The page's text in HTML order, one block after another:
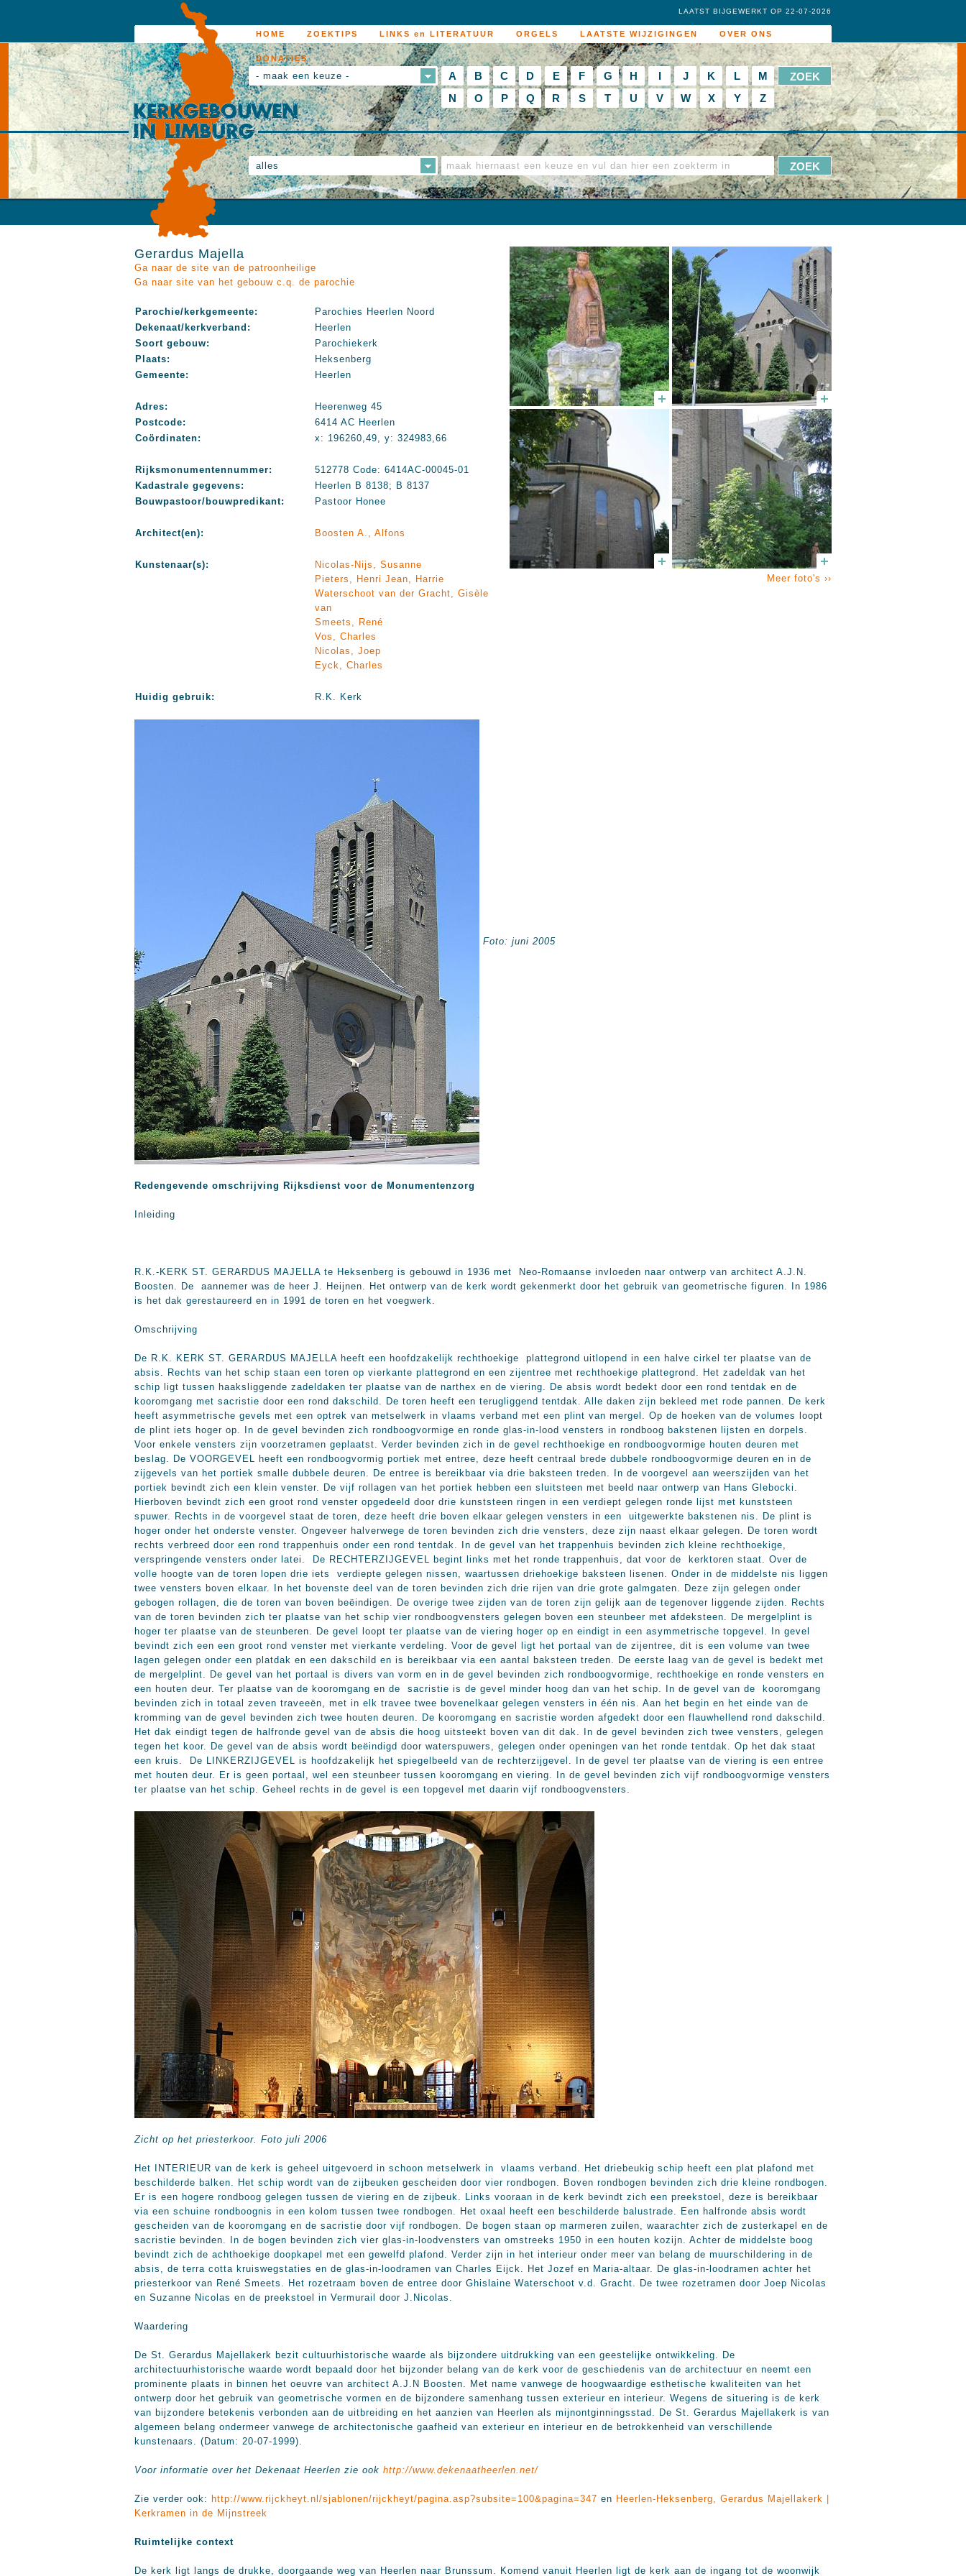
HOME ZOEKTIPS LINKS en LITERATUUR ORGELS LAATSTE WIJZIGINGEN OVER ONS
DONATIES
LAATST BIJGEWERKT OP 22-07-2026
- maak een keuze - A B C D E F G H I J K L
M
N
O P Q R S T U V W X Y Z
alles
Gerardus Majella
Ga naar de site van de patroonheilige
Ga naar site van het gebouw c.q. de parochie
Parochie/kerkgemeente:
Parochies Heerlen Noord
Dekenaat/kerkverband:
Heerlen
Soort gebouw:
Parochiekerk
Plaats:
Heksenberg
Gemeente:
Heerlen
Adres:
Heerenweg 45
Postcode:
6414 AC Heerlen
Coördinaten:
x: 196260,49, y: 324983,66
Rijksmonumentennummer:
512778 Code: 6414AC-00045-01
Kadastrale gegevens:
Heerlen B 8138; B 8137
Bouwpastoor/bouwpredikant:
Pastoor Honee
Architect(en): Boosten A., Alfons
Kunstenaar(s):
Nicolas-Nijs, Susanne
Pieters, Henri Jean, Harrie
Waterschoot van der Gracht, Gisèle
van
Smeets, René
Vos, Charles
Nicolas, Joep
Eyck, Charles
Huidig gebruik: R.K. Kerk
Meer foto's ››
Foto: juni 2005
Redengevende omschrijving Rijksdienst voor de Monumentenzorg
Inleiding
R.K.-KERK ST. GERARDUS MAJELLA te Heksenberg is gebouwd in 1936 met Neo-Romaanse invloeden naar ontwerp van architect A.J.N.
Boosten. De aannemer was de heer J. Heijnen. Het ontwerp van de kerk wordt gekenmerkt door het gebruik van geometrische figuren. In 1986
is het dak gerestaureerd en in 1991 de toren en het voegwerk.
Omschrijving
De R.K. KERK ST. GERARDUS MAJELLA heeft een hoofdzakelijk rechthoekige plattegrond uitlopend in een halve cirkel ter plaatse van de
absis. Rechts van het schip staan een toren op vierkante plattegrond en een zijentree met rechthoekige plattegrond. Het zadeldak van het
schip ligt tussen haaksliggende zadeldaken ter plaatse van de narthex en de viering. De absis wordt bedekt door een rond tentdak en de
kooromgang met sacristie door een rond dakschild. De toren heeft een terugliggend tentdak. Alle daken zijn bekleed met rode pannen. De kerk
heeft asymmetrische gevels met een optrek van metselwerk in vlaams verband met een plint van mergel. Op de hoeken van de volumes loopt
de plint iets hoger op. In de gevel bevinden zich rondboogvormige en ronde glas-in-lood vensters in rondboog bakstenen lijsten en dorpels.
Voor enkele vensters zijn voorzetramen geplaatst. Verder bevinden zich in de gevel rechthoekige en rondboogvormige houten deuren met
beslag. De VOORGEVEL heeft een rondboogvormig portiek met entree, deze heeft centraal brede dubbele rondboogvormige deuren en in de
zijgevels van het portiek smalle dubbele deuren. De entree is bereikbaar via drie baksteen treden. In de voorgevel aan weerszijden van het
portiek bevindt zich een klein venster. De vijf rollagen van het portiek hebben een sluitsteen met beeld naar ontwerp van Hans Glebocki.
Hierboven bevindt zich een groot rond venster opgedeeld door drie kunststeen ringen in een verdiept gelegen ronde lijst met kunststeen
spuwer. Rechts in de voorgevel staat de toren, deze heeft drie boven elkaar gelegen vensters in een uitgewerkte bakstenen nis. De plint is
hoger onder het onderste venster. Ongeveer halverwege de toren bevinden zich drie vensters, deze zijn naast elkaar gelegen. De toren wordt
rechts verbreed door een rond trappenhuis onder een rond tentdak. In de gevel van het trappenhuis bevinden zich kleine rechthoekige,
verspringende vensters onder latei. De RECHTERZIJGEVEL begint links met het ronde trappenhuis, dat voor de kerktoren staat. Over de
volle hoogte van de toren lopen drie iets verdiepte gelegen nissen, waartussen driehoekige baksteen lisenen. Onder in de middelste nis liggen
twee vensters boven elkaar. In het bovenste deel van de toren bevinden zich drie rijen van drie grote galmgaten. Deze zijn gelegen onder
gebogen rollagen, die de toren van boven beëindigen. De overige twee zijden van de toren zijn gelijk aan de tegenover liggende zijden. Rechts
van de toren bevinden zich ter plaatse van het schip vier rondboogvensters gelegen boven een steunbeer met afdeksteen. De mergelplint is
hoger ter plaatse van de steunberen. De gevel loopt ter plaatse van de viering hoger op en eindigt in een asymmetrische topgevel. In gevel
bevindt zich een een groot rond venster met vierkante verdeling. Voor de gevel ligt het portaal van de zijentree, dit is een volume van twee
lagen gelegen onder een platdak en een dakschild en is bereikbaar via een aantal baksteen treden. De eerste laag van de gevel is bedekt met
de mergelplint. De gevel van het portaal is divers van vorm en in de gevel bevinden zich rondboogvormige, rechthoekige en ronde vensters en
een houten deur. Ter plaatse van de kooromgang en de sacristie is de gevel minder hoog dan van het schip. In de gevel van de kooromgang
bevinden zich in totaal zeven traveeën, met in elk travee twee bovenelkaar gelegen vensters in één nis. Aan het begin en het einde van de
kromming van de gevel bevinden zich twee houten deuren. De kooromgang en sacristie worden afgedekt door een flauwhellend rond dakschild.
Het dak eindigt tegen de halfronde gevel van de absis die hoog uitsteekt boven van dit dak. In de gevel bevinden zich twee vensters, gelegen
tegen het koor. De gevel van de absis wordt beëindigd door waterspuwers, gelegen onder openingen van het ronde tentdak. Op het dak staat
een kruis. De LINKERZIJGEVEL is hoofdzakelijk het spiegelbeeld van de rechterzijgevel. In de gevel ter plaatse van de viering is een entree
met houten deur. Er is geen portaal, wel een steunbeer tussen kooromgang en viering. In de gevel bevinden zich vijf rondboogvormige vensters
ter plaatse van het schip. Geheel rechts in de gevel is een topgevel met daarin vijf rondboogvensters.
Zicht op het priesterkoor. Foto juli 2006
Het INTERIEUR van de kerk is geheel uitgevoerd in schoon metselwerk in vlaams verband. Het driebeukig schip heeft een plat plafond met
beschilderde balken. Het schip wordt van de zijbeuken gescheiden door vier rondbogen. Boven rondbogen bevinden zich drie kleine rondbogen.
Er is een hogere rondboog gelegen tussen de viering en de zijbeuk. Links vooraan in de kerk bevindt zich een preekstoel, deze is bereikbaar
via een schuine rondboognis in een kolom tussen twee rondbogen. Het oxaal heeft een beschilderde balustrade. Een halfronde absis wordt
gescheiden van de kooromgang en de sacristie door vijf rondbogen. De bogen staan op marmeren zuilen, waarachter zich de zusterkapel en de
sacristie bevinden. In de bogen bevinden zich vier glas-in-loodvensters van omstreeks 1950 in een houten kozijn. Achter de middelste boog
bevindt zich de achthoekige doopkapel met een gewelfd plafond. Verder zijn in het interieur onder meer van belang de muurschildering in de
absis, de terra cotta kruiswegstaties en de glas-in-loodramen van Charles Eijck. Het Jozef en Maria-altaar. De glas-in-loodramen achter het
priesterkoor van René Smeets. Het rozetraam boven de entree door Ghislaine Waterschoot v.d. Gracht. De twee rozetramen door Joep Nicolas
en Suzanne Nicolas en de preekstoel in Vermurail door J.Nicolas.
Waardering
De St. Gerardus Majellakerk bezit cultuurhistorische waarde als bijzondere uitdrukking van een geestelijke ontwikkeling. De
architectuurhistorische waarde wordt bepaald door het bijzonder belang van de kerk voor de geschiedenis van de architectuur en neemt een
prominente plaats in binnen het oeuvre van architect A.J.N Boosten. Met name vanwege de hoogwaardige esthetische kwaliteiten van het
ontwerp door het gebruik van geometrische vormen en de bijzondere samenhang tussen exterieur en interieur. Wegens de situering is de kerk
van bijzondere betekenis verbonden aan de uitbreiding en het aanzien van Heerlen als mijnontginningsstad. De St. Gerardus Majellakerk is van
algemeen belang ondermeer vanwege de architectonische gaafheid van exterieur en interieur en de betrokkenheid van verschillende
kunstenaars. (Datum: 20-07-1999).
Voor informatie over het Dekenaat Heerlen zie ook http://www.dekenaatheerlen.net/
Zie verder ook: http://www.rijckheyt.nl/sjablonen/rijckheyt/pagina.asp?subsite=100&pagina=347 en Heerlen-Heksenberg, Gerardus Majellakerk |
Kerkramen in de Mijnstreek
Ruimtelijke context
De kerk ligt langs de drukke, doorgaande weg van Heerlen naar Brunssum. Komend vanuit Heerlen ligt de kerk aan de ingang tot de woonwijk